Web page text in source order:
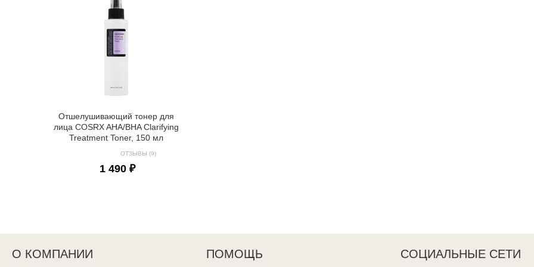
Отшелушивающий тонер для
лица COSRX AHA/BHA Clarifying
Treatment Toner, 150 мл
ОТЗЫВЫ (9)
1 490 ₽
О КОМПАНИИ ПОМОЩЬ СОЦИАЛЬНЫЕ СЕТИ